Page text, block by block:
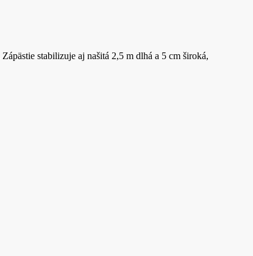
Zápästie stabilizuje aj našitá 2,5 m dlhá a 5 cm široká,